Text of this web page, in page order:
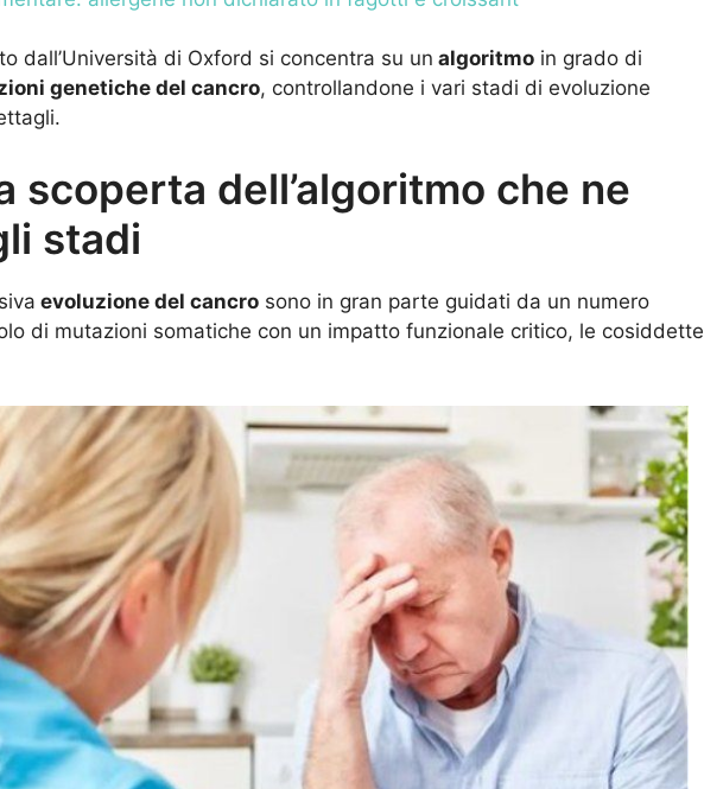
dall’Università di Oxford si concentra su un algoritmo in grado di
genetiche del cancro, controllandone i vari stadi di evoluzione
scoperta dell’algoritmo che ne
stadi
evoluzione del cancro sono in gran parte guidati da un numero
di mutazioni somatiche con un impatto funzionale critico, le cosiddette